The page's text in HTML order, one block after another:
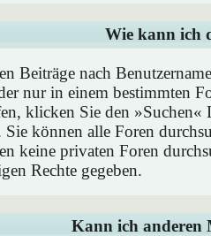
Wie kann ich
Beiträge nach
nur in einem bestimmten
klicken Sie den »Suchen«
Sie können alle Foren
keine privaten Foren
Rechte gegeben.
Kann ich anderen